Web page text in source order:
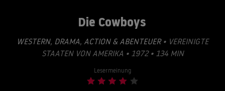
Die Cowboys
WESTERN, DRAMA, ACTION & ABENTEUER• VEREINIGTE
STAATEN VON AMERIKA • 1972 • 134 MIN
Lesermeinung